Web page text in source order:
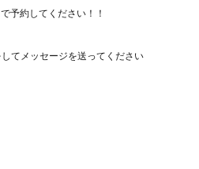
予約してください！！
てメッセージを送ってください